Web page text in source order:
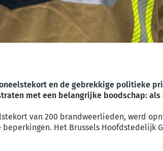
en de gebrekkige politieke
met een belangrijke boodschap:
van 200 brandweerlieden, werd
Het Brussels Hoofdstedelijk